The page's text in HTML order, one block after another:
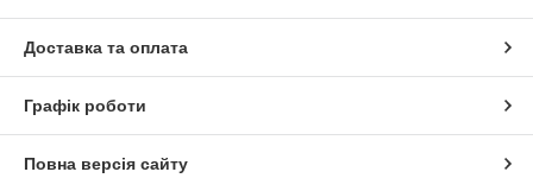
Доставка та оплата
Графік роботи
Повна версія сайту